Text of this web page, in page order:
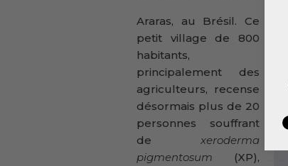
Araras, au Brésil. Ce
petit village de 800
habitants,
principalement des
agriculteurs, recense
désormais plus de 20
personnes souffrant
de xeroderma
pigmentosum (XP),